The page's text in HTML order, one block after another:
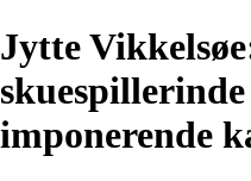
Jytte
imponerende